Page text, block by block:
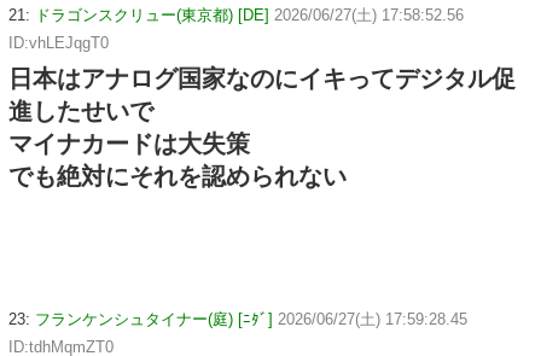
21: ドラゴンスクリュー(東京都) [DE] 2026/06/27(土) 17:58:52.56
ID:vhLEJqgT0
日本はアナログ国家なのにイキってデジタル促
進したせいで
マイナカードは大失策
でも絶対にそれを認められない
23: フランケンシュタイナー(庭) [ﾆﾀﾞ] 2026/06/27(土) 17:59:28.45
ID:tdhMqmZT0